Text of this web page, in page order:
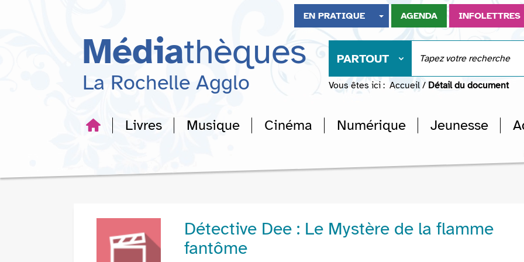
recherche
EN PRATIQUE AGENDA INFOLETTRES
Médiathèques
La Rochelle Agglo
PARTOUT
Vous êtes ici : Accueil / Détail du document
Livres Musique Cinéma Numérique Jeunesse
Détective Dee : Le Mystère de la flamme
fantôme